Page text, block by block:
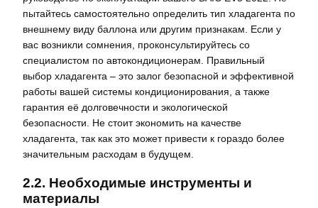
пытайтесь самостоятельно определить тип хладагента по
внешнему виду баллона или другим признакам. Если у
вас возникли сомнения, проконсультируйтесь со
специалистом по автокондиционерам. Правильный
выбор хладагента – это залог безопасной и эффективной
работы вашей системы кондиционирования, а также
гарантия её долговечности и экологической
безопасности. Не стоит экономить на качестве
хладагента, так как это может привести к гораздо более
значительным расходам в будущем.
2.2. Необходимые инструменты и
материалы